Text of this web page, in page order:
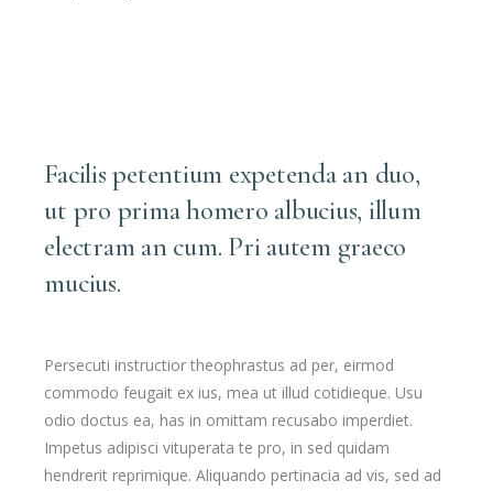
Facilis petentium expetenda an duo,
ut pro prima homero albucius, illum
electram an cum. Pri autem graeco
mucius.
Persecuti instructior theophrastus ad per, eirmod
commodo feugait ex ius, mea ut illud cotidieque. Usu
odio doctus ea, has in omittam recusabo imperdiet.
Impetus adipisci vituperata te pro, in sed quidam
hendrerit reprimique. Aliquando pertinacia ad vis, sed ad